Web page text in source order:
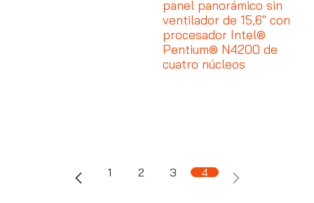
panel panorámico sin
ventilador de 15,6" con
procesador Intel®
Pentium® N4200 de
cuatro núcleos
1 2 3 4